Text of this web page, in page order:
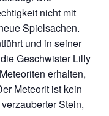
nicht mit
Spielsachen.
und in seiner
Geschwister Lilly
erhalten,
Meteorit ist kein
Stein,